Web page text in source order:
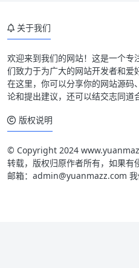
关于我们
欢迎来到我们的网站！这是一个
们致力于为广大的网站开发者和爱
在这里，你可以分享你的网站源
论和提出建议，还可以结交志同道
版权说明
© Copyright 2024
转载，版权归原作者所有，如果有
邮箱：admin@yuanmazz.com 我